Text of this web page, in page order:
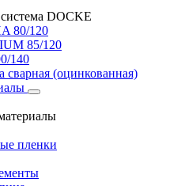
DOCKE
80/120
85/120
140
сварная (оцинкованная)
пленки